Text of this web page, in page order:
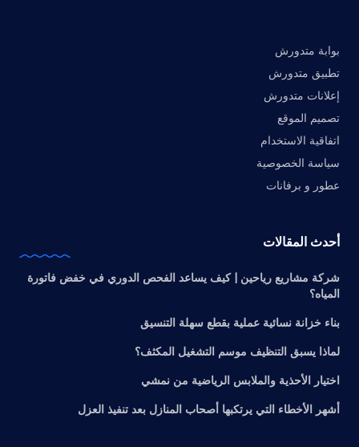
بوابة متدورش
تطبيق متدورش
إعلانات متدورش
تصميم الموقع
اتفاقية الاستخدام
سياسة الخصوصية
عطور و برفانات
أحدث المقالات
شركة مشاريع رياحين | كيف يساعد الفحص الدوري في خفض فاتورة
المياه؟
بناء خزانة نسائية عملية بقطع سهلة التنسيق
لماذا يسبق التنظيف موسم التشغيل المكثف؟
اختيار الأحذية والملابس الرياضية من نمشي
أشهر الأخطاء التي يرتكبها أصحاب المنازل بعد تنفيذ العزل